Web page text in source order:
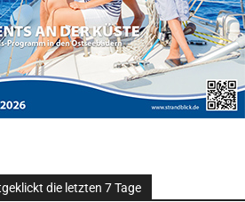
die letzten 7 Tage